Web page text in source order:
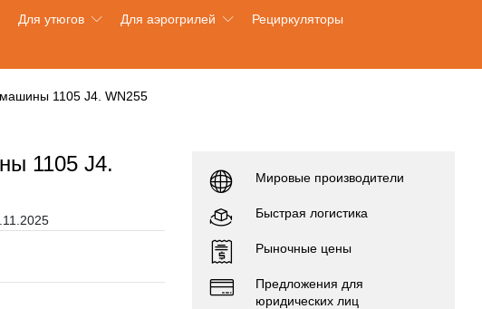
Для утюгов Для аэрогрилей
Рециркуляторы
1105 J4. WN255
1105 J4.
Мировые производители
Быстрая логистика
Рыночные цены
Предложения для
юридических лиц